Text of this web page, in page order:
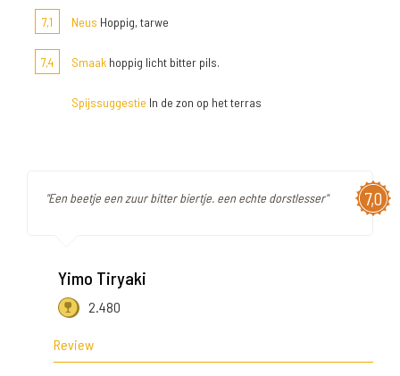
7,1 Neus Hoppig, tarwe
7,4 Smaak hoppig licht bitter pils.
Spijssuggestie In de zon op het terras
7,0
"Een beetje een zuur bitter biertje. een echte dorstlesser"
Yimo Tiryaki
2.480
Review